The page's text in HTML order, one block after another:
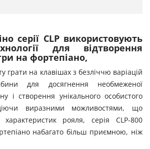
серії CLP використовують
для відтворення
на фортепіано,
грати на клавішах з безліччю варіацій
для досягнення необмеженої
і створення унікального особистого
виразними можливостями, що
рояля, серія CLP-800
набагато більш приємною, ніж